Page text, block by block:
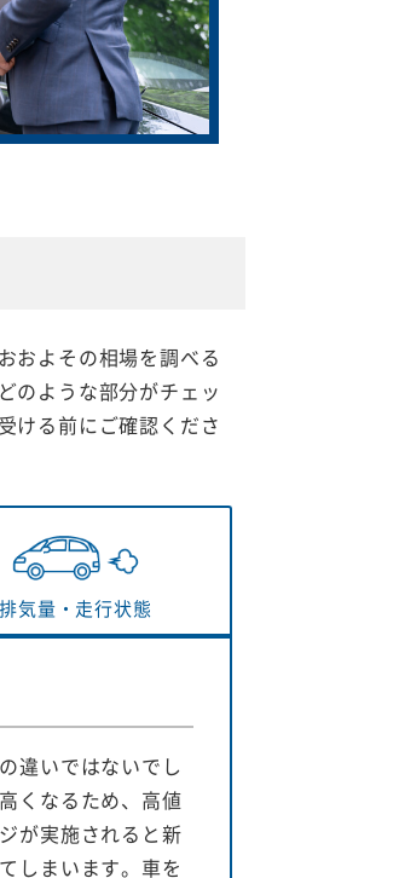
およその相場を調べる
のような部分がチェッ
ける前にご確認くださ
排気量・ 走行状態
違いではないでし
くなるため、高値
が実施されると新
しまいます。車を